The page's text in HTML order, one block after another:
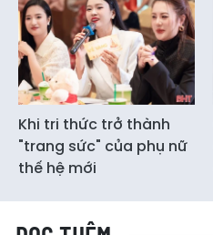
Khi tri thức trở thành
"trang sức" của phụ nữ
thế hệ mới